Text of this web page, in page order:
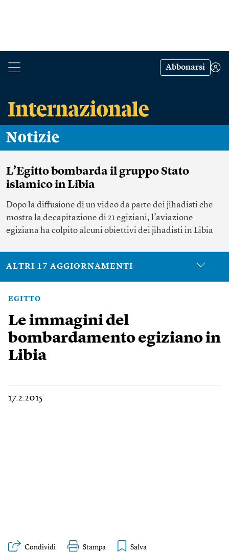
Abbonarsi
Notizie
L’Egitto bombarda il gruppo Stato
islamico in Libia
Dopo la diffusione di un video da parte dei jihadisti che
mostra la decapitazione di 21 egiziani, l’aviazione
egiziana ha colpito alcuni obiettivi dei jihadisti in Libia
ALTRI 17 AGGIORNAMENTI
EGITTO
Le immagini del
bombardamento egiziano in
Libia
17.2.2015
Condividi Stampa